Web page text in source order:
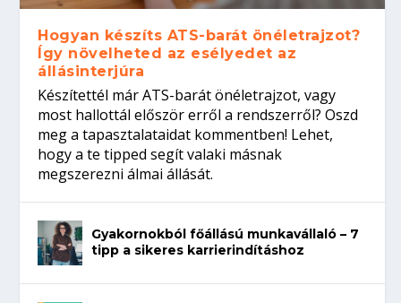
Hogyan készíts ATS-barát önéletrajzot?
Így növelheted az esélyedet az
állásinterjúra
Készítettél már ATS-barát önéletrajzot, vagy
most hallottál először erről a rendszerről? Oszd
meg a tapasztalataidat kommentben! Lehet,
hogy a te tipped segít valaki másnak
megszerezni álmai állását.
Gyakornokból főállású munkavállaló – 7
tipp a sikeres karrierindításhoz